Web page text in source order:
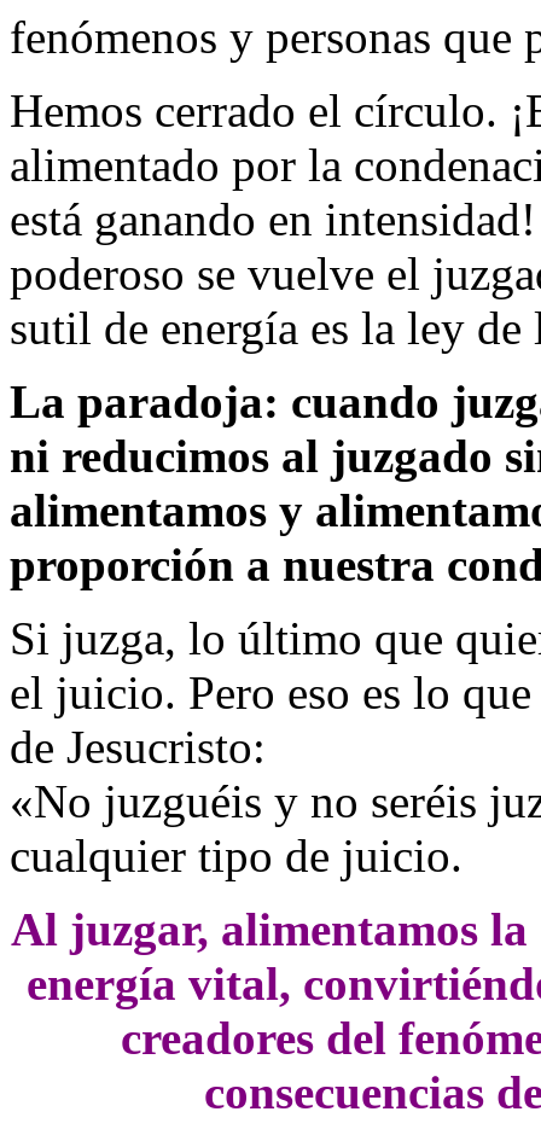
fenómenos y personas que
Hemos cerrado el círculo.
alimentado por la
está ganando en
poderoso se vuelve el
sutil de energía es la ley de
La paradoja: cuando
ni reducimos al juzgado
alimentamos y
proporción a nuestra
Si juzga, lo último que
el juicio. Pero eso es lo
de Jesucristo:
«No juzguéis y no seréis
cualquier tipo de juicio.
Al juzgar, alimentamos
energía vital,
creadores del
consecuencias